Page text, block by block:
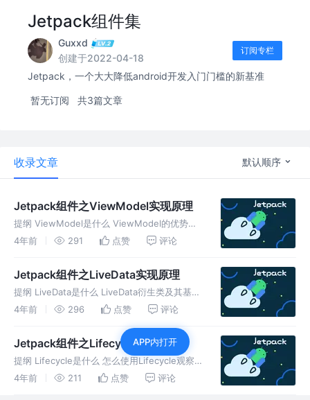
Jetpack组件集
Guxxd
创建于2022-04-18
订阅专栏
Jetpack，一个大大降低android开发入门门槛的新基准
暂无订阅 共3篇文章
收录文章 默认顺序
Jetpack组件之ViewModel实现原理
提纲 ViewModel是什么 ViewModel的优势
ViewModel基本用法 ViewModel相关方法说明
ViewModel 具备宿主生命周期感知能
4年前 291 点赞 评论
Jetpack组件之LiveData实现原理
提纲 LiveData是什么 LiveData衍生类及其基本
用法 LiveData核心方法介绍 LiveData实现消息
LiveData是什么 Li
4年前 296 点赞 评论
Jetpack组件之Lifecycle实现原理
提纲 Lifecycle是什么 怎么使用Lifecycle观察宿
主状态 LifecycleOwner、Lifecycle、
4年前 211 点赞 评论
APP内打开